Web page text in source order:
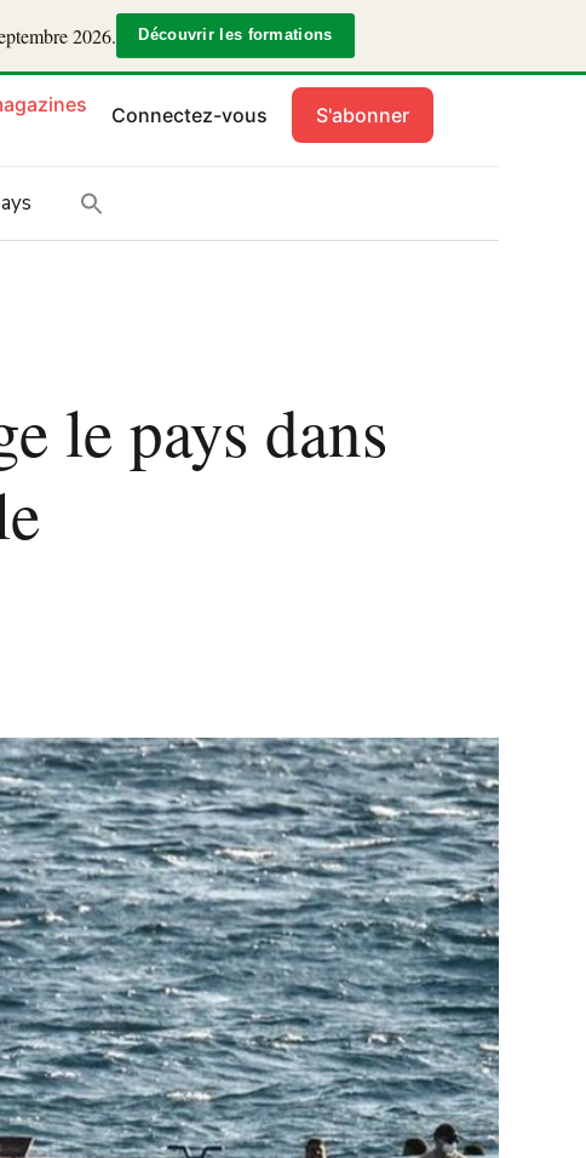
2026. Découvrir les formations
Connectez-vous S'abonner
le pays dans